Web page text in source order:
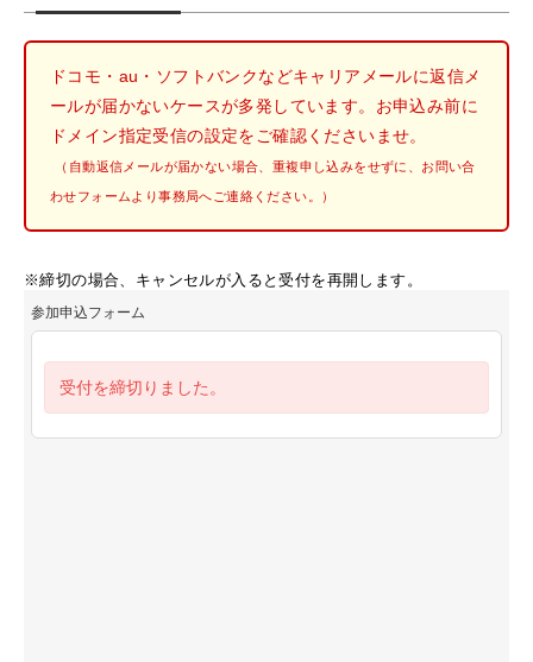
ドコモ・au・ソフトバンクなどキャリアメールに返信メ
ールが届かないケースが多発しています。お申込み前に
ドメイン指定受信の設定をご確認くださいませ。
（自動返信メールが届かない場合、重複申し込みをせずに、お問い合
わせフォームより事務局へご連絡ください。）
※締切の場合、キャンセルが入ると受付を再開します。